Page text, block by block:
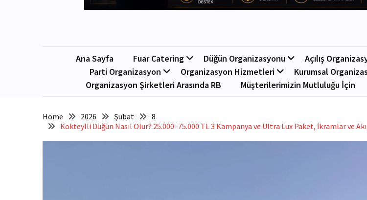
Ana Sayfa Fuar Catering Düğün Organizasyonu Açılış
Parti Organizasyon
Organizasyon Hizmetleri Kurumsal
Organizasyon Şirketleri Arasında RB
Müşterilerimizin Mutluluğu İçin
Home 2026 Şubat
8
Kokteylli Düğün Nasıl Olur? 25.000–75.000 TL 3 Kampanya ve Ultra Lux Paket, İkramlar ve